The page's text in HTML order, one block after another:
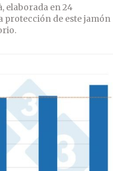
elaborada en 24
protección de este jamón